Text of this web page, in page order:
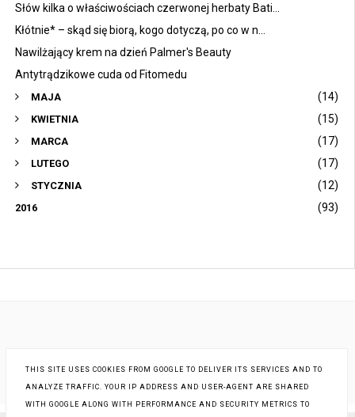
Słów kilka o właściwościach czerwonej herbaty Bati...
Kłótnie* – skąd się biorą, kogo dotyczą, po co w n...
Nawilżający krem na dzień Palmer's Beauty
Antytrądzikowe cuda od Fitomedu
MAJA (14)
KWIETNIA (15)
MARCA (17)
LUTEGO (17)
STYCZNIA (12)
2016 (93)
THIS SITE USES COOKIES FROM GOOGLE TO DELIVER ITS SERVICES AND TO
ANALYZE TRAFFIC. YOUR IP ADDRESS AND USER-AGENT ARE SHARED
WITH GOOGLE ALONG WITH PERFORMANCE AND SECURITY METRICS TO